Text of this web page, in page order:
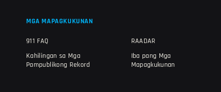
MGA MAPAGKUKUNAN
911 FAQ
Kahilingan sa Mga
Pampublikong Rekord
RAADAR
Iba pang Mga
Mapagkukunan